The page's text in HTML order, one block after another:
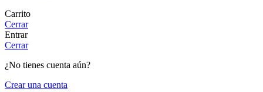
Carrito
Cerrar
Entrar
Cerrar
¿No tienes cuenta aún?
Crear una cuenta